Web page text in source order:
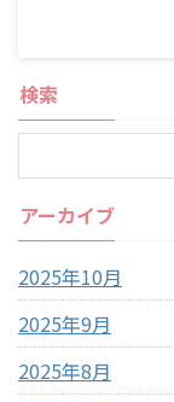
検索
アーカイブ
2025年10月
2025年9月
2025年8月